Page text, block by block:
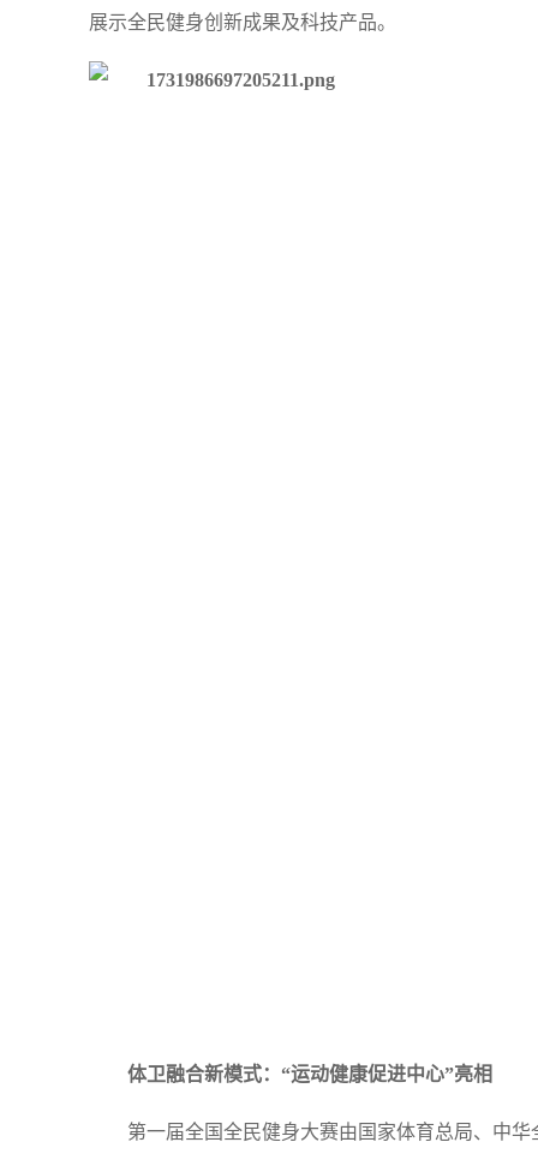
展示全民健身创新成果及科技产品。
体卫融合新模式： “运动健康促进中心”亮相
第一届全国全民健身大赛由国家体育总局、中华